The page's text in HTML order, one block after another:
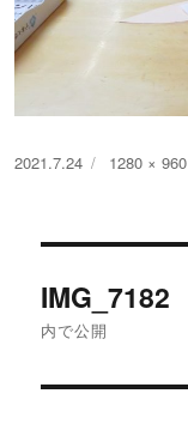
投
2021.7.24
フ
1280 × 960
稿
IMG_7182
内で公開